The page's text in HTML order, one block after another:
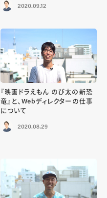
2020.09.12
『映画ドラえもん のび太の新恐
竜』と、Webディレクターの仕事
について
2020.08.29